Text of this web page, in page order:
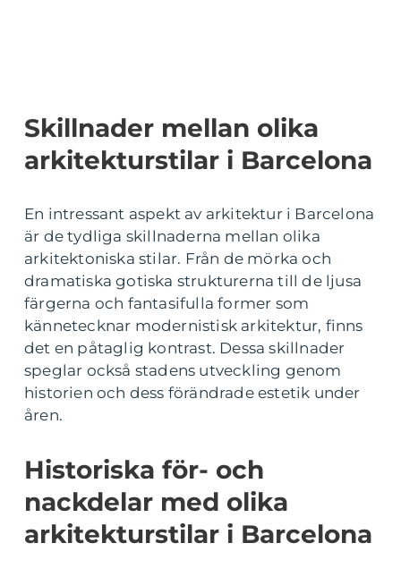
Skillnader mellan olika
arkitekturstilar i Barcelona
En intressant aspekt av arkitektur i Barcelona
är de tydliga skillnaderna mellan olika
arkitektoniska stilar. Från de mörka och
dramatiska gotiska strukturerna till de ljusa
färgerna och fantasifulla former som
kännetecknar modernistisk arkitektur, finns
det en påtaglig kontrast. Dessa skillnader
speglar också stadens utveckling genom
historien och dess förändrade estetik under
åren.
Historiska för- och
nackdelar med olika
arkitekturstilar i Barcelona